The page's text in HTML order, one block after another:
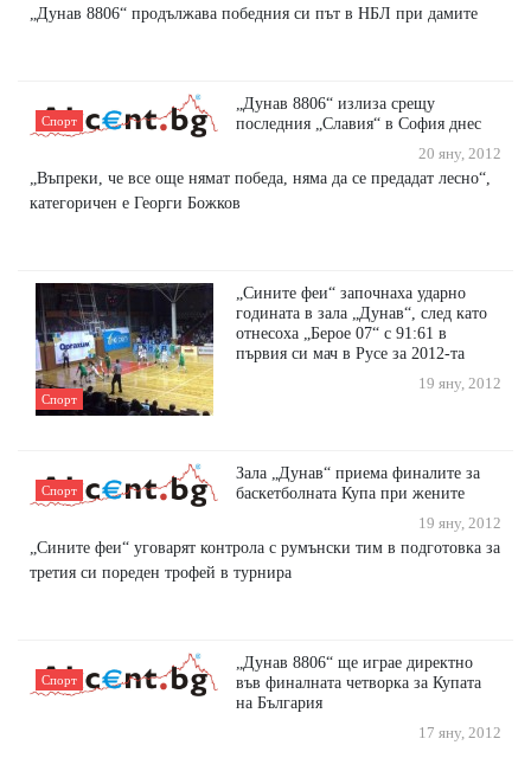
„Дунав 8806“ продължава победния си път в НБЛ при дамите
Спорт
„Дунав 8806“ излиза срещу
последния „Славия“ в София днес
20 яну, 2012
„Въпреки, че все още нямат победа, няма да се предадат лесно“,
категоричен е Георги Божков
Спорт
„Сините феи“ започнаха ударно
годината в зала „Дунав“, след като
отнесоха „Берое 07“ с 91:61 в
първия си мач в Русе за 2012-та
19 яну, 2012
Спорт
Зала „Дунав“ приемa финалите за
баскетболната Купа при жените
19 яну, 2012
„Сините феи“ уговарят контрола с румънски тим в подготовка за
третия си пореден трофей в турнира
Спорт
„Дунав 8806“ ще играе директно
във финалната четворка за Купата
на България
17 яну, 2012